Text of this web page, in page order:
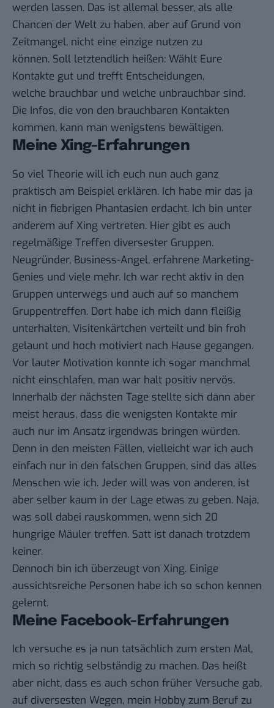
werden lassen. Das ist allemal besser, als alle
Chancen der Welt zu haben, aber auf Grund von
Zeitmangel, nicht eine einzige nutzen zu
können. Soll letztendlich heißen: Wählt Eure
Kontakte gut und trefft Entscheidungen,
welche brauchbar und welche unbrauchbar sind.
Die Infos, die von den brauchbaren Kontakten
kommen, kann man wenigstens bewältigen.
Meine Xing-Erfahrungen
So viel Theorie will ich euch nun auch ganz
praktisch am Beispiel erklären. Ich habe mir das ja
nicht in fiebrigen Phantasien erdacht. Ich bin unter
anderem auf Xing vertreten. Hier gibt es auch
regelmäßige Treffen diversester Gruppen.
Neugründer, Business-Angel, erfahrene Marketing-
Genies und viele mehr. Ich war recht aktiv in den
Gruppen unterwegs und auch auf so manchem
Gruppentreffen. Dort habe ich mich dann fleißig
unterhalten, Visitenkärtchen verteilt und bin froh
gelaunt und hoch motiviert nach Hause gegangen.
Vor lauter Motivation konnte ich sogar manchmal
nicht einschlafen, man war halt positiv nervös.
Innerhalb der nächsten Tage stellte sich dann aber
meist heraus, dass die wenigsten Kontakte mir
auch nur im Ansatz irgendwas bringen würden.
Denn in den meisten Fällen, vielleicht war ich auch
einfach nur in den falschen Gruppen, sind das alles
Menschen wie ich. Jeder will was von anderen, ist
aber selber kaum in der Lage etwas zu geben. Naja,
was soll dabei rauskommen, wenn sich 20
hungrige Mäuler treffen. Satt ist danach trotzdem
keiner.
Dennoch bin ich überzeugt von Xing. Einige
aussichtsreiche Personen habe ich so schon kennen
gelernt.
Meine Facebook-Erfahrungen
Ich versuche es ja nun tatsächlich zum ersten Mal,
mich so richtig selbständig zu machen. Das heißt
aber nicht, dass es auch schon früher Versuche gab,
auf diversesten Wegen, mein Hobby zum Beruf zu